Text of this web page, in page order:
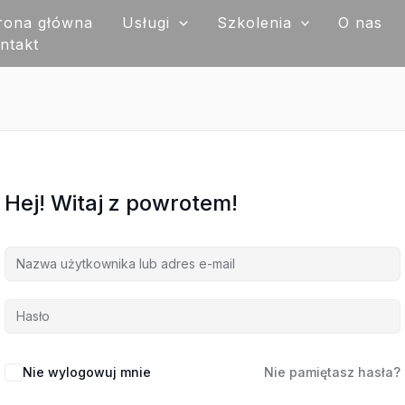
główna Usługi Szkolenia O nas
Hej! Witaj z powrotem!
Nie wylogowuj mnie Nie pamiętasz hasła?